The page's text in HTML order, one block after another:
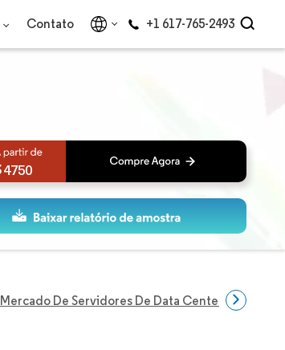
Contato +1 617-765-2493
4750
Mercado De Servidores De Data Center De Hong